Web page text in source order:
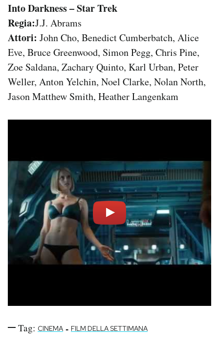
Into Darkness – Star Trek
Regia:J.J. Abrams
Attori: John Cho, Benedict Cumberbatch, Alice
Eve, Bruce Greenwood, Simon Pegg, Chris Pine,
Zoe Saldana, Zachary Quinto, Karl Urban, Peter
Weller, Anton Yelchin, Noel Clarke, Nolan North,
Jason Matthew Smith, Heather Langenkam
Tag: CINEMA - FILM DELLA SETTIMANA